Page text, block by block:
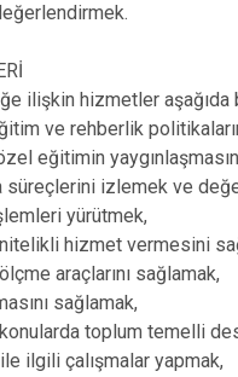
ilişkin hizmetler aşağıda
ve rehberlik
eğitimin
süreçlerini izlemek ve
yürütmek,
hizmet vermesini
araçlarını sağlamak,
sağlamak,
toplum temelli
ilgili çalışmalar yapmak,